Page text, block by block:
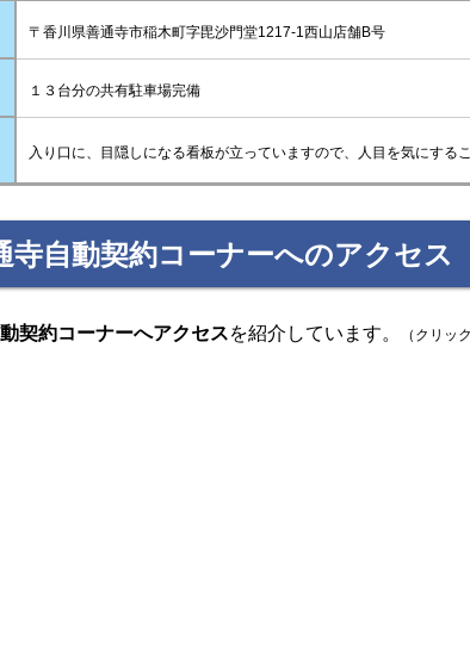
〒香川県善通寺市稲木町字毘沙門堂1217-1西山店舗B号
１３台分の共有駐車場完備
入り口に、目隠しになる看板が立っていますので、人目を気にする
寺自動契約コーナーへのアクセス
契約コーナーへアクセスを紹介しています。 （クリッ